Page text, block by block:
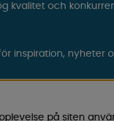
kvalitet och
inspiration, nyheter
på siten